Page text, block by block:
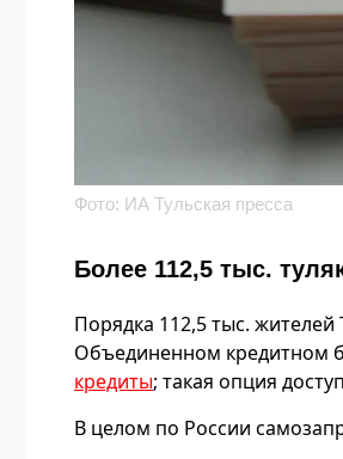
Фото: ИА Тульская пресса
Более 112,5 тыс.
Порядка 112,5 тыс.
Объединенном кредитном
кредиты; такая опция
В целом по России